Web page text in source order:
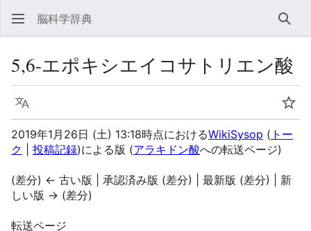
脳科学辞典 検索
5,6-エポキシエイコサトリエン酸
言語
ウ
2019年1月26日 (土) 13:18時点におけるWikiSysop ( トー
ク
投稿記録)による版 (アラキドン酸への転送ページ)
(差分) ← 古い版 | 承認済み版 (差分) | 最新版 (差分) | 新
しい版 → (差分)
転送ページ